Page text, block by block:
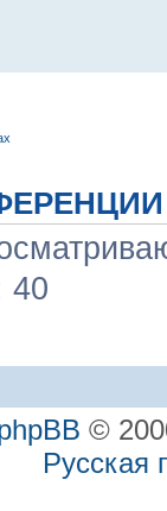
40
©
Русская